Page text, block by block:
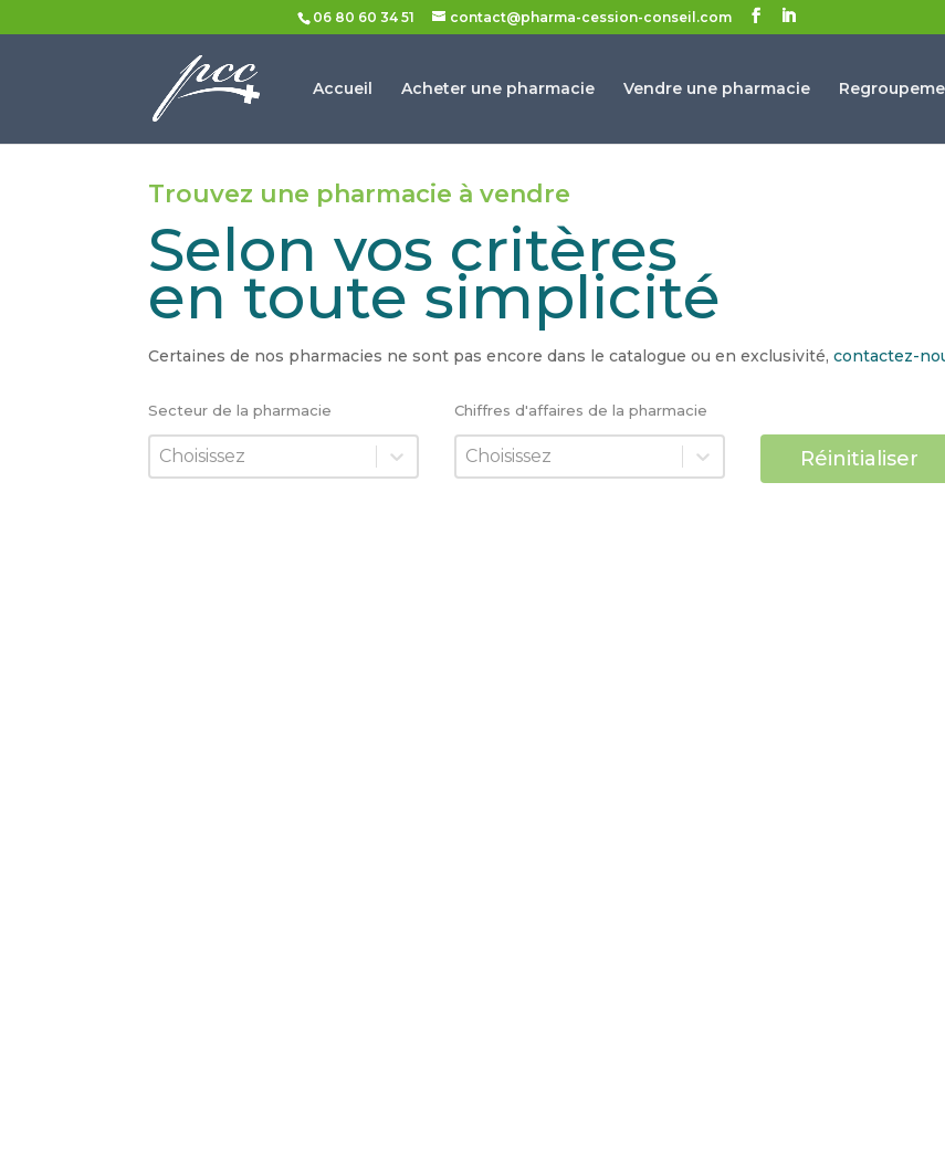
06 80 60 34 51 contact@pharma-cession-conseil.com
Accueil Acheter une pharmacie Vendre une pharmacie
Trouvez une pharmacie à vendre
Selon vos critères
en toute simplicité
Certaines de nos pharmacies ne sont pas encore dans le catalogue ou en exclusivité,contactez-
Secteur de la pharmacie
Secteur de la pharmacie
Secteur de la pharmacie
Chiffres d'affaires de la pharmacie
Chiffres d'affaires de la pharmacie
Chiffres d'affaires de la pharmacie Réinitialiser